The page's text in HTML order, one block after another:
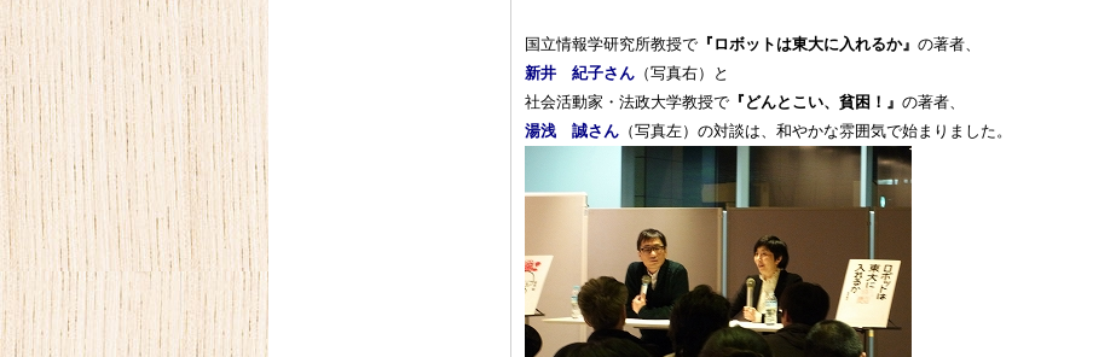
国立情報学研究所教授で 『ロボットは東大に入れるか』 の著者、
新井 紀子さん （写真右）と
社会活動家・法政大学教授で 『どんとこい、貧困！』 の著者、
湯浅 誠さん （写真左）の対談は、和やかな雰囲気で始まりました。